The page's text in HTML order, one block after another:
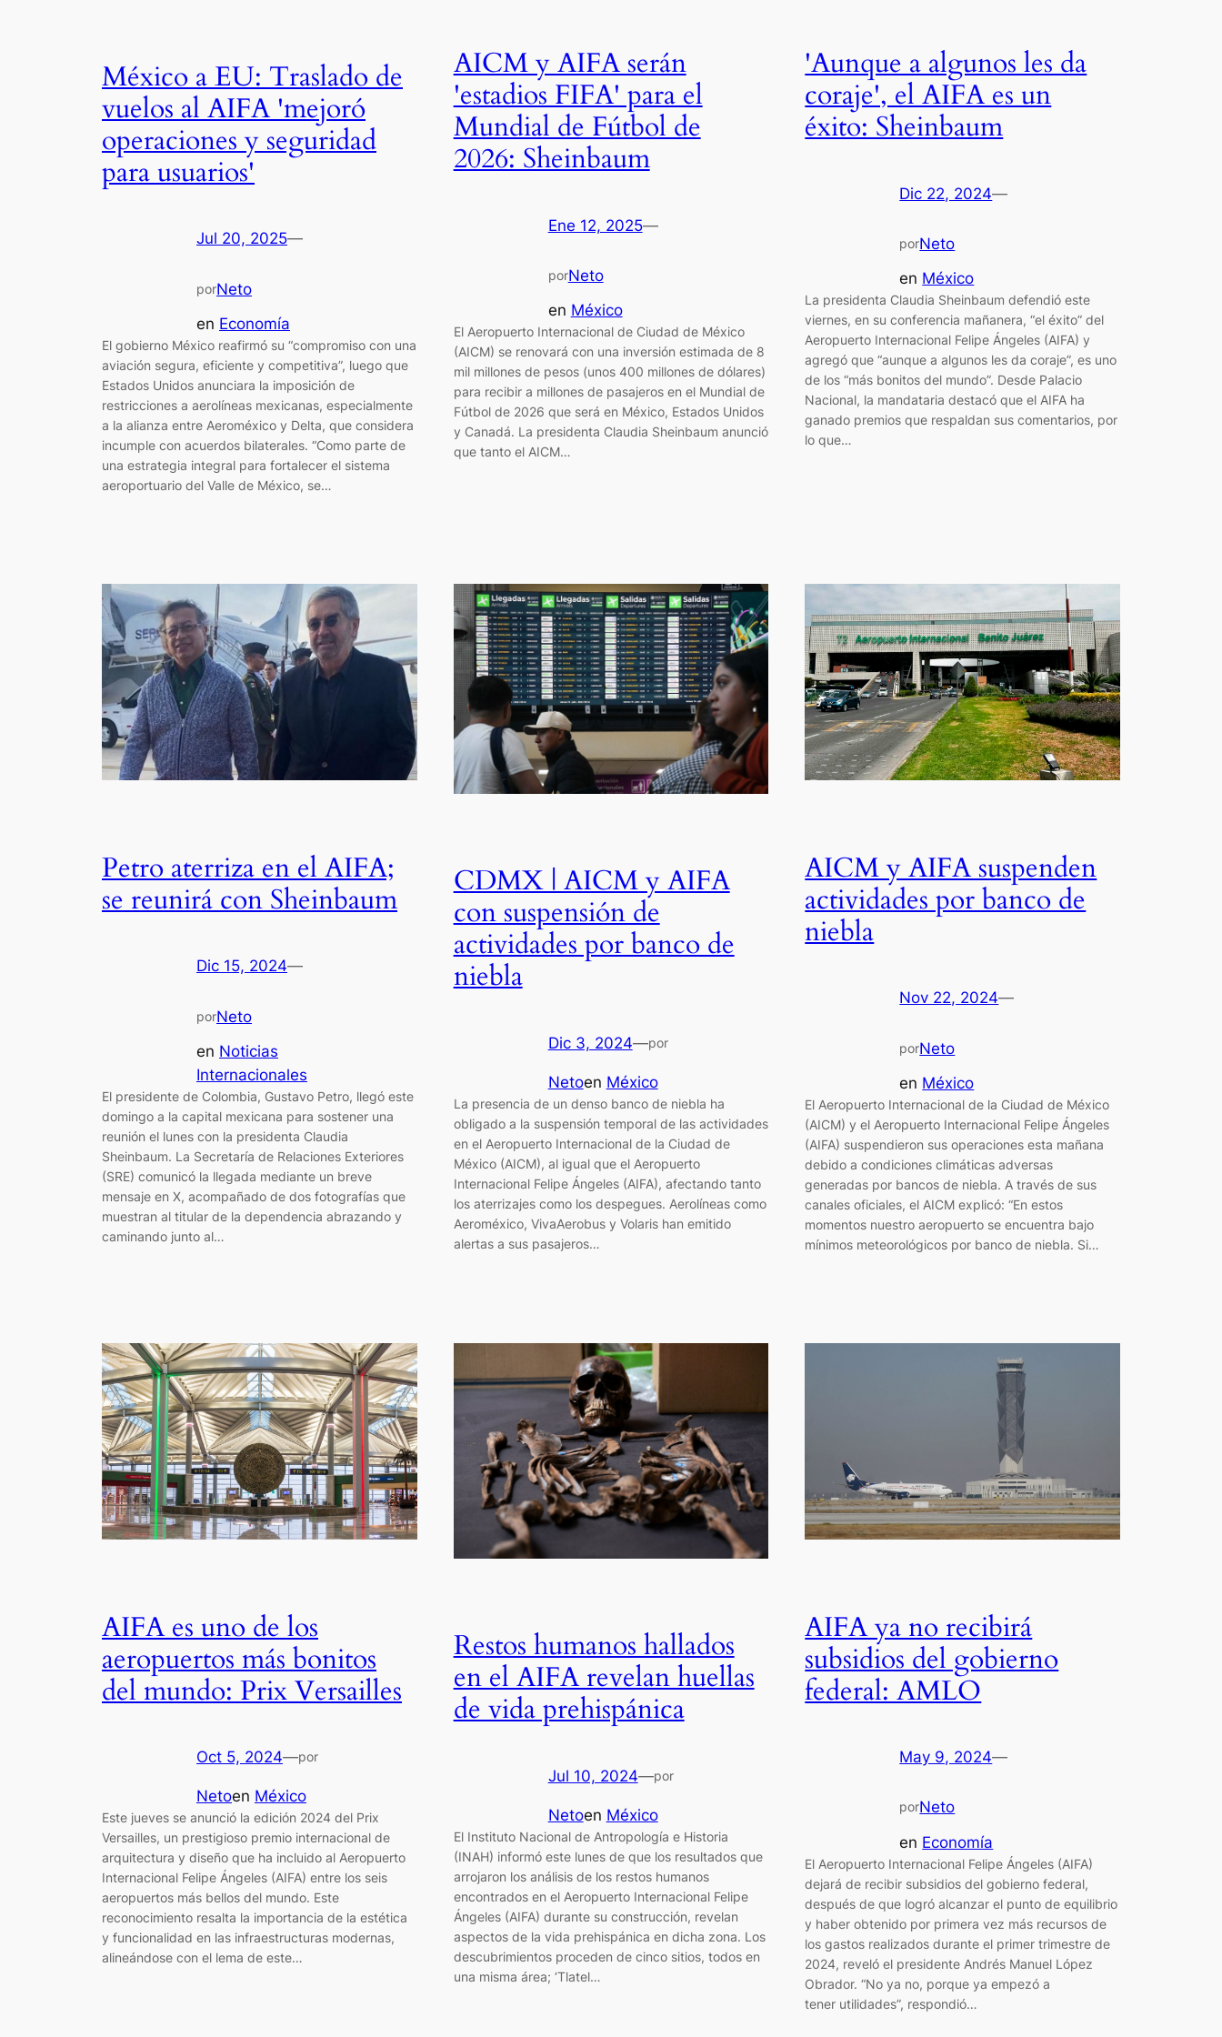
México a EU: Traslado de
vuelos al AIFA 'mejoró
operaciones y seguridad
para usuarios'
Jul 20, 2025—
porNeto
en Economía
El gobierno México reafirmó su “compromiso con una
aviación segura, eficiente y competitiva”, luego que
Estados Unidos anunciara la imposición de
restricciones a aerolíneas mexicanas, especialmente
a la alianza entre Aeroméxico y Delta, que considera
incumple con acuerdos bilaterales. “Como parte de
una estrategia integral para fortalecer el sistema
aeroportuario del Valle de México, se…
AICM y AIFA serán
'estadios FIFA' para el
Mundial de Fútbol de
2026: Sheinbaum
Ene 12, 2025—
porNeto
en México
El Aeropuerto Internacional de Ciudad de México
(AICM) se renovará con una inversión estimada de 8
mil millones de pesos (unos 400 millones de dólares)
para recibir a millones de pasajeros en el Mundial de
Fútbol de 2026 que será en México, Estados Unidos
y Canadá. La presidenta Claudia Sheinbaum anunció
que tanto el AICM…
'Aunque a algunos les da
coraje', el AIFA es un
éxito: Sheinbaum
Dic 22, 2024—
porNeto
en México
La presidenta Claudia Sheinbaum defendió este
viernes, en su conferencia mañanera, “el éxito” del
Aeropuerto Internacional Felipe Ángeles (AIFA) y
agregó que “aunque a algunos les da coraje”, es uno
de los “más bonitos del mundo”. Desde Palacio
Nacional, la mandataria destacó que el AIFA ha
ganado premios que respaldan sus comentarios, por
lo que…
Petro aterriza en el AIFA;
se reunirá con Sheinbaum
Dic 15, 2024—
porNeto
en Noticias
Internacionales
El presidente de Colombia, Gustavo Petro, llegó este
domingo a la capital mexicana para sostener una
reunión el lunes con la presidenta Claudia
Sheinbaum. La Secretaría de Relaciones Exteriores
(SRE) comunicó la llegada mediante un breve
mensaje en X, acompañado de dos fotografías que
muestran al titular de la dependencia abrazando y
caminando junto al…
CDMX | AICM y AIFA
con suspensión de
actividades por banco de
niebla
Dic 3, 2024—por
Netoen México
La presencia de un denso banco de niebla ha
obligado a la suspensión temporal de las actividades
en el Aeropuerto Internacional de la Ciudad de
México (AICM), al igual que el Aeropuerto
Internacional Felipe Ángeles (AIFA), afectando tanto
los aterrizajes como los despegues. Aerolíneas como
Aeroméxico, VivaAerobus y Volaris han emitido
alertas a sus pasajeros…
AICM y AIFA suspenden
actividades por banco de
niebla
Nov 22, 2024—
porNeto
en México
El Aeropuerto Internacional de la Ciudad de México
(AICM) y el Aeropuerto Internacional Felipe Ángeles
(AIFA) suspendieron sus operaciones esta mañana
debido a condiciones climáticas adversas
generadas por bancos de niebla. A través de sus
canales oficiales, el AICM explicó: “En estos
momentos nuestro aeropuerto se encuentra bajo
mínimos meteorológicos por banco de niebla. Si…
AIFA es uno de los
aeropuertos más bonitos
del mundo: Prix Versailles
Oct 5, 2024—por
Netoen México
Este jueves se anunció la edición 2024 del Prix
Versailles, un prestigioso premio internacional de
arquitectura y diseño que ha incluido al Aeropuerto
Internacional Felipe Ángeles (AIFA) entre los seis
aeropuertos más bellos del mundo. Este
reconocimiento resalta la importancia de la estética
y funcionalidad en las infraestructuras modernas,
alineándose con el lema de este…
Restos humanos hallados
en el AIFA revelan huellas
de vida prehispánica
Jul 10, 2024—por
Netoen México
El Instituto Nacional de Antropología e Historia
(INAH) informó este lunes de que los resultados que
arrojaron los análisis de los restos humanos
encontrados en el Aeropuerto Internacional Felipe
Ángeles (AIFA) durante su construcción, revelan
aspectos de la vida prehispánica en dicha zona. Los
descubrimientos proceden de cinco sitios, todos en
una misma área; ‘Tlatel…
AIFA ya no recibirá
subsidios del gobierno
federal: AMLO
May 9, 2024—
porNeto
en Economía
El Aeropuerto Internacional Felipe Ángeles (AIFA)
dejará de recibir subsidios del gobierno federal,
después de que logró alcanzar el punto de equilibrio
y haber obtenido por primera vez más recursos de
los gastos realizados durante el primer trimestre de
2024, reveló el presidente Andrés Manuel López
Obrador. “No ya no, porque ya empezó a
tener utilidades”, respondió…